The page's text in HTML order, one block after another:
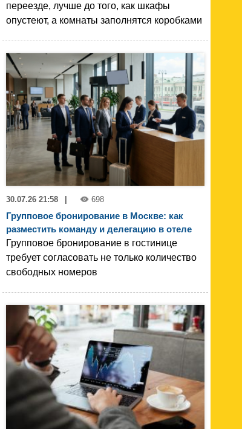
переезде, лучше до того, как шкафы
опустеют, а комнаты заполнятся коробками
30.07.26 21:58 698
Групповое бронирование в Москве: как
разместить команду и делегацию в отеле
Групповое бронирование в гостинице
требует согласовать не только количество
свободных номеров